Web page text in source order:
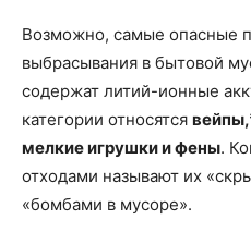
Возможно, самые опасные
выбрасывания в бытовой
содержат литий-ионные
категории относятся вейпы,
мелкие игрушки и фены.
отходами называют их
«бомбами в мусоре».